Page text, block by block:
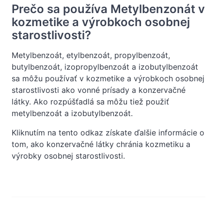
Prečo sa používa Metylbenzonát v
kozmetike a výrobkoch osobnej
starostlivosti?
Metylbenzoát, etylbenzoát, propylbenzoát,
butylbenzoát, izopropylbenzoát a izobutylbenzoát
sa môžu používať v kozmetike a výrobkoch osobnej
starostlivosti ako vonné prísady a konzervačné
látky. Ako rozpúšťadlá sa môžu tiež použiť
metylbenzoát a izobutylbenzoát.
Kliknutím na tento odkaz získate ďalšie informácie o
tom, ako konzervačné látky chránia kozmetiku a
výrobky osobnej starostlivosti.